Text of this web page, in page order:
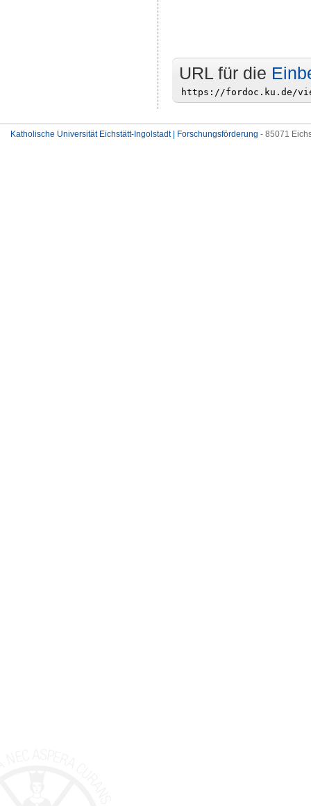
URL für die
Katholische Universität Eichstätt-Ingolstadt | Forschungsförderung - 85071